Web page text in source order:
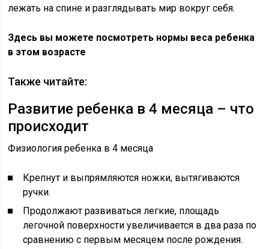
лежать на спине и разглядывать мир вокруг себя.
Здесь вы можете посмотреть нормы веса ребенка
в этом возрасте
Также читайте:
Развитие ребенка в 4 месяца – что
происходит
Физиология ребенка в 4 месяца
Крепнут и выпрямляются ножки, вытягиваются
ручки.
Продолжают развиваться легкие, площадь
легочной поверхности увеличивается в два раза по
сравнению с первым месяцем после рождения.